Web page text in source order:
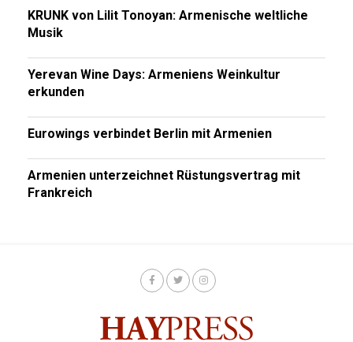
KRUNK von Lilit Tonoyan: Armenische weltliche
Musik
Yerevan Wine Days: Armeniens Weinkultur
erkunden
Eurowings verbindet Berlin mit Armenien
Armenien unterzeichnet Rüstungsvertrag mit
Frankreich